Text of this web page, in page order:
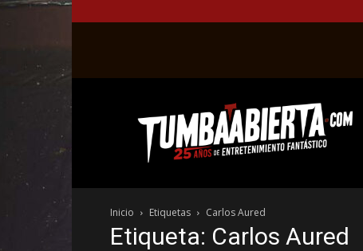
web
del
entretenimiento
el
género
fantástico.
Inicio Etiquetas Carlos Aured
Etiqueta: Carlos Aured